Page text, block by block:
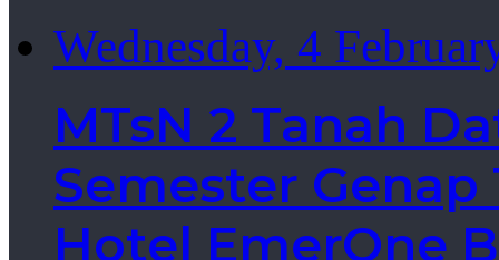
Wednesday, 4
MTsN 2 Tanah
Semester Genap
Hotel EmerOne